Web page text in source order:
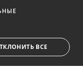
новостях
Подписаться
ВСЕ